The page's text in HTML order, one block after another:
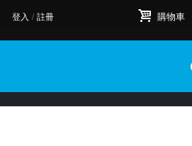
登入 / 註冊 購物車